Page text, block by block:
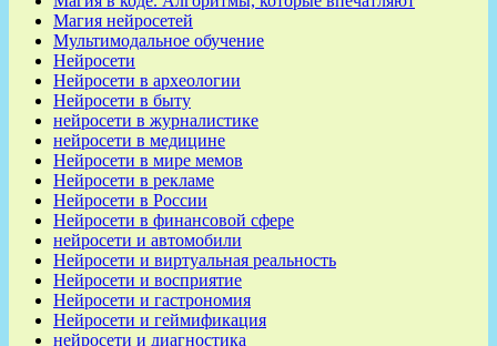
Магия нейросетей
Мультимодальное обучение
Нейросети
Нейросети в археологии
Нейросети в быту
нейросети в журналистике
нейросети в медицине
Нейросети в мире мемов
Нейросети в рекламе
Нейросети в России
Нейросети в финансовой сфере
нейросети и автомобили
Нейросети и виртуальная реальность
Нейросети и восприятие
Нейросети и гастрономия
Нейросети и геймификация
нейросети и диагностика